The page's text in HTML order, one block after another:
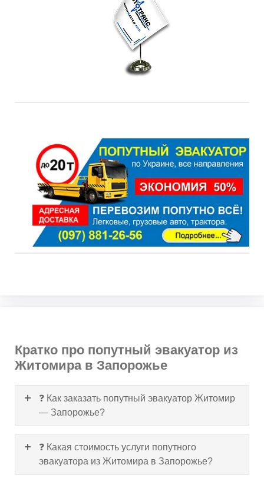
Кратко про попутный эвакуатор из
Житомира в Запорожье
❓ Как заказать попутный эвакуатор Житомир
— Запорожье?
❓ Какая стоимость услуги попутного
эвакуатора из Житомира в Запорожье?